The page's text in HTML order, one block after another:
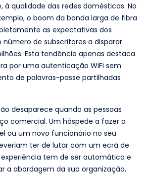
à qualidade das redes domésticas. No
o boom da banda larga de fibra
as expectativas dos
número de subscritores a disparar
Esta tendência apenas destaca
por uma autenticação WiFi sem
de palavras-passe partilhadas
desaparece quando as pessoas
comercial. Um hóspede a fazer o
ou um novo funcionário no seu
ter de lutar com um ecrã de
experiência tem de ser automática e
a abordagem da sua organização,